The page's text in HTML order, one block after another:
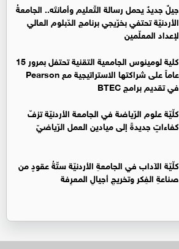
جيلٌ جديدٌ يحمل رسالة التّعليم وأمانتَه.. الجامعةُ
الأردنيّة تحتفي بخرّيجي برنامج الدّبلوم العالي
لإعداد المعلّمين
كلية لومينوس الجامعية التقنية تحتفل بمرور 15
عاماً على شراكتها الاستراتيجية مع Pearson
في تقديم برامج BTEC
كلّيّة علوم الرّياضة في الجامعة الأردنيّة تزفّ
كفاءاتٍ جديدةً إلى ميادين العمل الرّياضيّ
كلّيّة الآداب في الجامعةِ الأردنيّة ستّةُ عقودٍ من
صناعةِ الفِكر وتخريجِ أجيالِ المعرِفة